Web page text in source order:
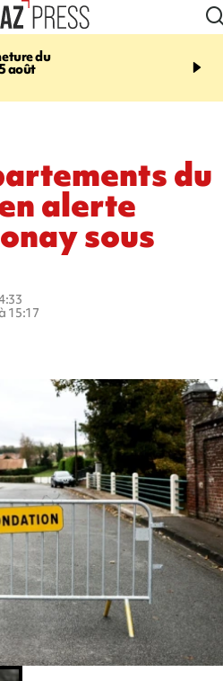
du
août
14:23
massif de migrants, la
du
alerte
sous
15:17